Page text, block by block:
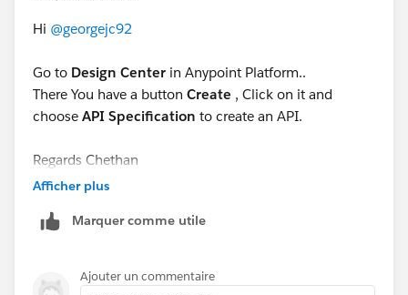
WhiteSky Labs
`Please report spam messages in the forum.`
Hi @georgejc92
Go to Design Center in Anypoint Platform..
There You have a button Create , Click on it and
choose API Specification to create an API.
Regards Chethan
Afficher plus
Marquer comme utile
Ajouter un commentaire